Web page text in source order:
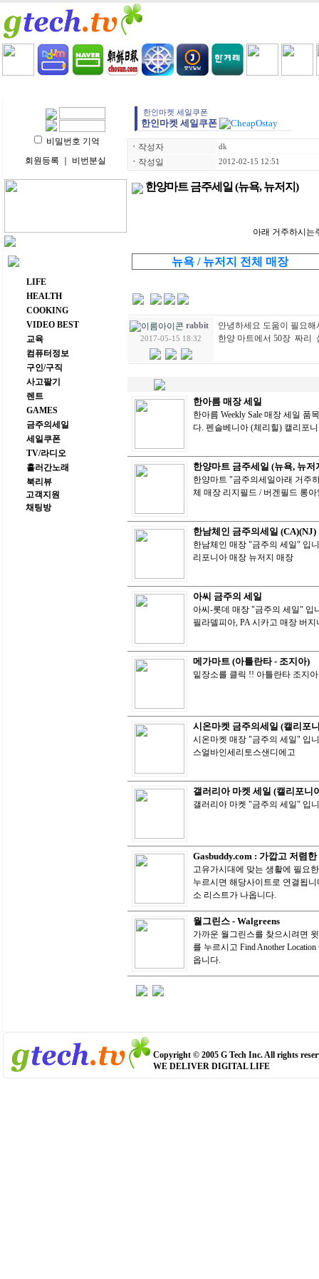
비밀번호 기억
회원등록
비번분실
주요 메뉴
LIFE
HEALTH
COOKING
VIDEO BEST
교육
컴퓨터정보
구인/구직
사고팔기
렌트
GAMES
금주의세일
세일쿠폰
TV/라디오
흘러간노래
북리뷰
고객지원
채팅방
한인마켓 세일쿠폰
한인마켓 세일쿠폰
ㆍ 작성자 dk
ㆍ 작성일 2012-02-15 12:51
한양마트 금주세일 (뉴욕, 뉴저지)
아래 거주하시는
뉴욕 / 뉴저지 전체 매장
rabbit
2017-05-15 18:32
안녕하세요 도움이 필요해
한양 마트에서 50장 짜리
한아름 매장 세일
한아름 Weekly Sale 매장 세일
다. 펜슬베니아 (체리힐) 캘리포
한양마트 금주세일 (뉴욕, 뉴저
한양마트 "금주의세일아래 거주
체 매장 리지필드 / 버겐필드 롱
한남체인 금주의세일 (CA)(NJ)
한남체인 매장 "금주의 세일" 입
리포니아 매장 뉴저지 매장
아씨 금주의 세일
아씨-롯데 매장 "금주의 세일" 입
필라델피아, PA 시카고 매장 버
메가마트 (아틀란타 - 조지아)
밑장소를 클릭 !! 아틀란타 조지아
시온마켓 금주의세일 (캘리포
시온마켓 매장 "금주의 세일" 입
스얼바인세리토스샌디에고
갤러리아 마켓 세일 (캘리포니
갤러리아 마켓 "금주의 세일" 입
Gasbuddy.com : 가깝고 저렴
고유가시대에 맞는 생활에 필요
누르시면 해당사이트로 연결됩
소 리스트가 나옵니다.
월그린스 - Walgreens
가까운 월그린스를 찾으시려면
를 누르시고 Find Another
옵니다.
Copyright © 2005 G Tech Inc. All rights
WE DELIVER DIGITAL LIFE